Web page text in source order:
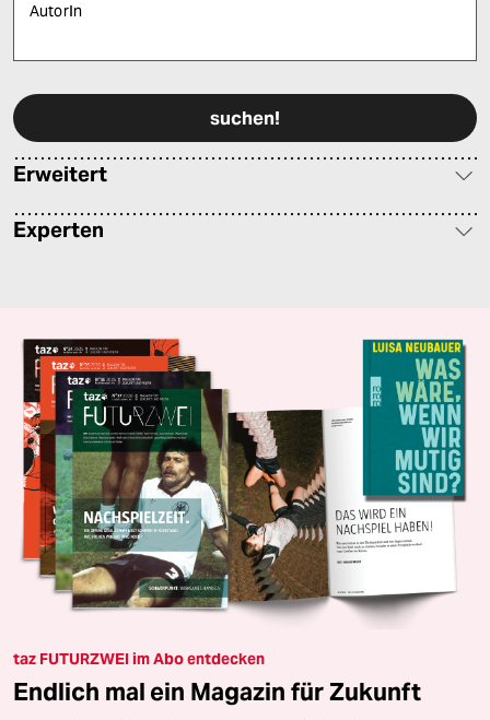
AutorIn
Erweitert
Experten
taz FUTURZWEI im Abo entdecken
Endlich mal ein Magazin für Zukunft